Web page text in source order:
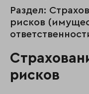
Раздел:
рисков
рисков